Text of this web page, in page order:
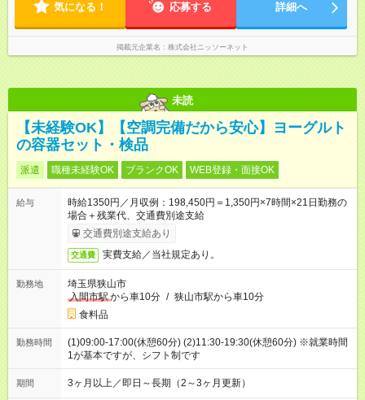
気になる！ 応募する 詳細へ
掲載元企業名 株式会社ニッソーネット
未読
【未経験OK】【空調完備だから安心】ヨーグルト
の容器セット・検品
派遣 職種未経験OK ブランクOK WEB登録・面接OK
給与
時給1350円／月収例：198,450円＝1,350円×7時間×21日勤務の
場合＋残業代、交通費別途支給
交通費別途支給あり
交通費 実費支給／当社規定あり。
勤務地
埼玉県狭山市
入間市駅から車10分 / 狭山市駅から車10分
食料品
勤務時間
(1)09:00-17:00(休憩60分) (2)11:30-19:30(休憩60分) ※就業時間
1が基本ですが、シフト制です
期間 3ヶ月以上／即日～長期（2～3ヶ月更新）